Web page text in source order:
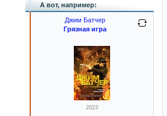
А вот, например:
Джим Батчер
Грязная игра
2023